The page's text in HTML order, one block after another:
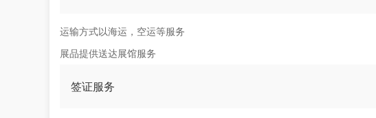
运输方式以海运，空运等服务
展品提供送达展馆服务
签证服务